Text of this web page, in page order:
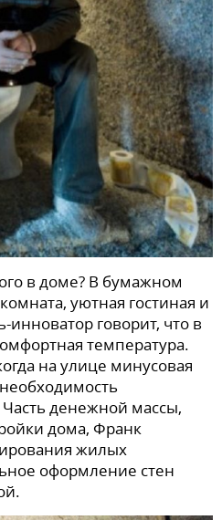
в доме? В бумажном
уютная гостиная и
говорит, что в
температура.
на улице минусовая
денежной массы,
дома, Франк
жилых
оформление стен